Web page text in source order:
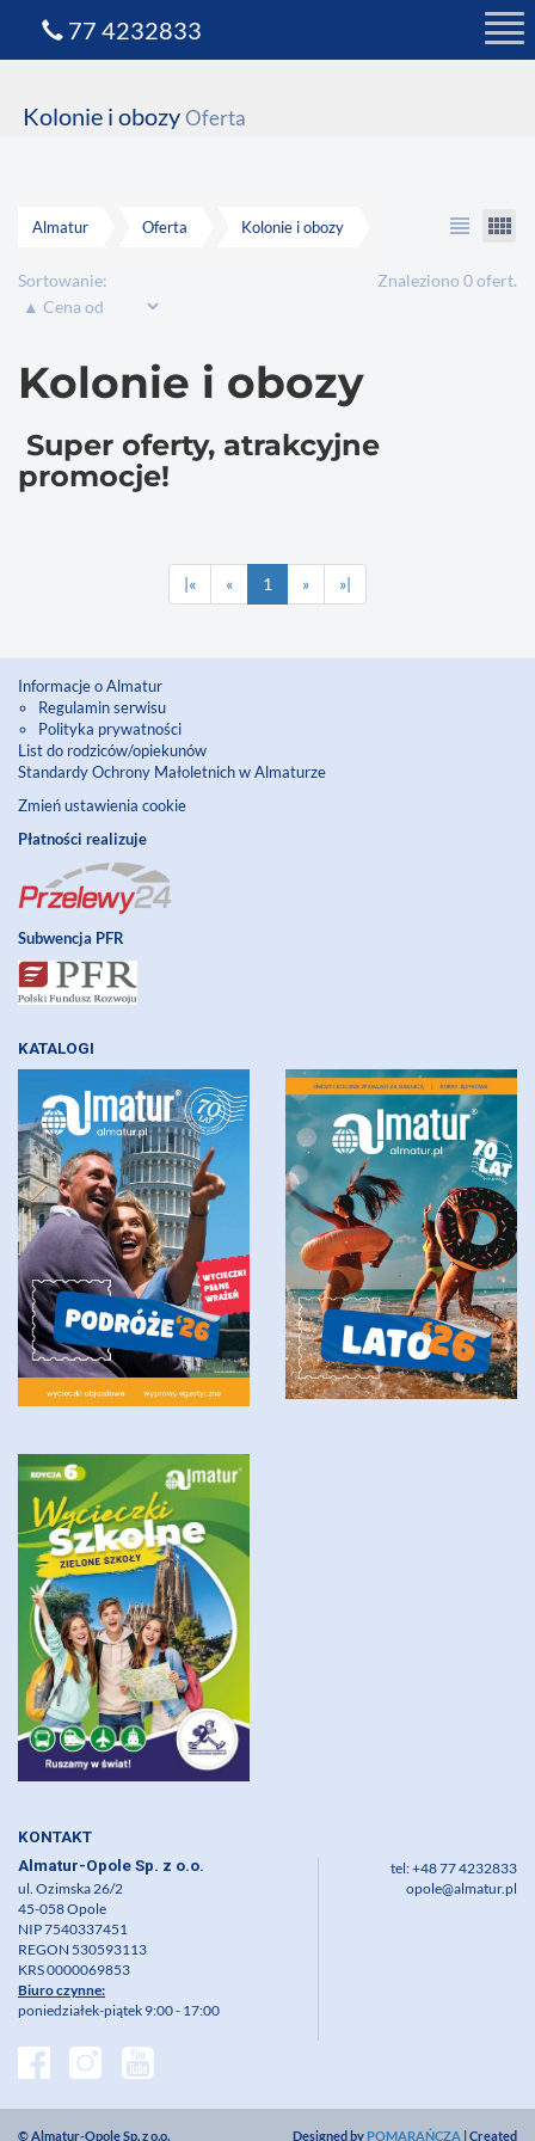
Kolonie i obozy Oferta
Almatur Oferta Kolonie i obozy view_headline view_comfy
Sortowanie: Znaleziono 0 ofert.
Kolonie i obozy
Super oferty, atrakcyjne
promocje!
|« « 1 » »|
Informacje o Almatur
Regulamin serwisu
Polityka prywatności
List do rodziców/opiekunów
Standardy Ochrony Małoletnich w Almaturze
Zmień ustawienia cookie
Płatności realizuje
Subwencja PFR
KATALOGI
KONTAKT
Almatur-Opole Sp. z o.o.
ul. Ozimska 26/2
45-058 Opole
NIP 7540337451
REGON 530593113
KRS 0000069853
Biuro czynne:
poniedziałek-piątek 9:00 - 17:00
tel: +48 77 4232833
opole@almatur.pl
© Almatur-Opole Sp. z o.o. Designed by POMARAŃCZA | Created
77 4232833